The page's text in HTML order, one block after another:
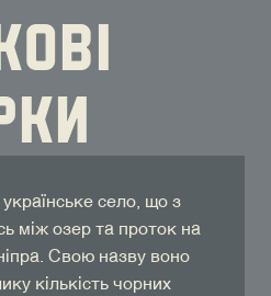
українське село, що з
між озер та проток на
Свою назву воно
кількість чорних